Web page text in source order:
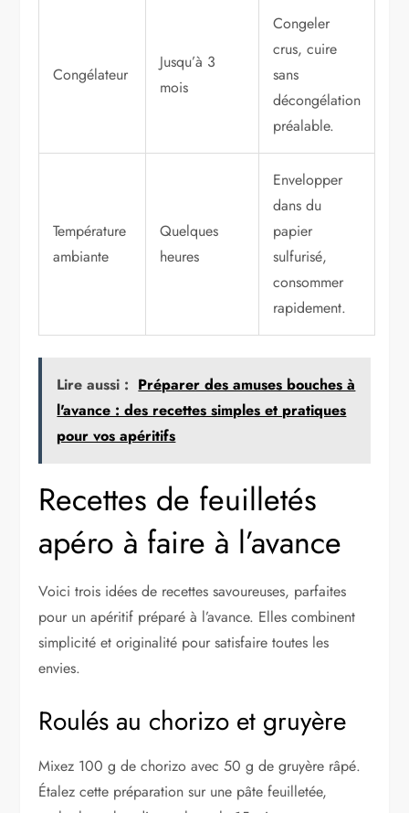
Congélateur
Jusqu’à 3
mois
Congeler
crus, cuire
sans
décongélation
préalable.
Température
ambiante
Quelques
heures
Envelopper
dans du
papier
sulfurisé,
consommer
rapidement.
Lire aussi : Préparer des amuses bouches à
l'avance : des recettes simples et pratiques
pour vos apéritifs
Recettes de feuilletés
apéro à faire à l’avance
Voici trois idées de recettes savoureuses, parfaites
pour un apéritif préparé à l’avance. Elles combinent
simplicité et originalité pour satisfaire toutes les
envies.
Roulés au chorizo et gruyère
Mixez 100 g de chorizo avec 50 g de gruyère râpé.
Étalez cette préparation sur une pâte feuilletée,